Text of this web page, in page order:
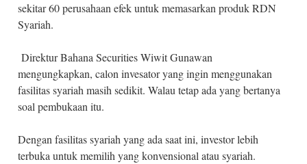
sekitar 60 perusahaan efek untuk memasarkan produk RDN
Syariah.
Direktur Bahana Securities Wiwit Gunawan
mengungkapkan, calon invesator yang ingin menggunakan
fasilitas syariah masih sedikit. Walau tetap ada yang bertanya
soal pembukaan itu.
Dengan fasilitas syariah yang ada saat ini, investor lebih
terbuka untuk memilih yang konvensional atau syariah.